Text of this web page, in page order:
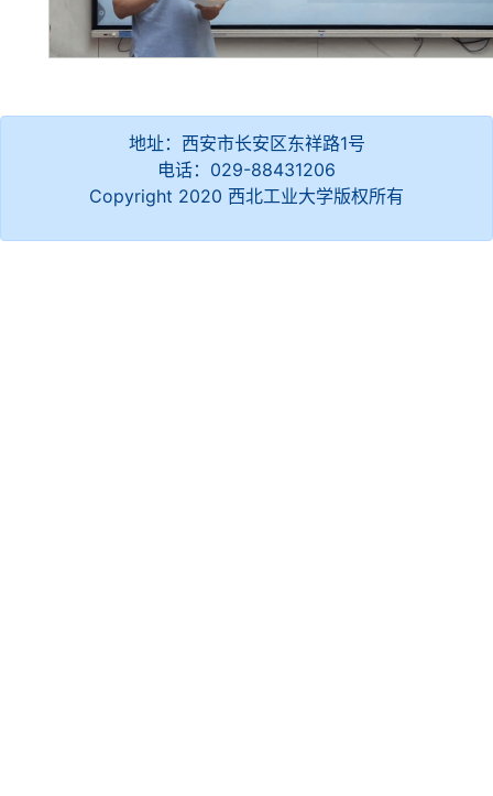
地址：西安市长安区东祥路1号
电话：029-88431206
Copyright 2020 西北工业大学版权所有